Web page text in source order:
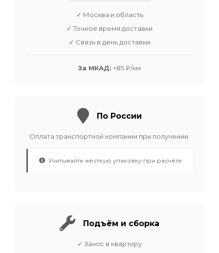
✓ Москва и область
✓ Точное время доставки
✓ Связь в день доставки
За МКАД: +85 ₽/км
По России
Оплата транспортной компании при получении.
Учитывайте жёсткую упаковку при расчёте
Подъём и сборка
✓ Занос в квартиру